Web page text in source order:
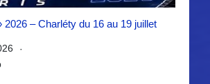
2026 – Charléty du 16 au 19 juillet